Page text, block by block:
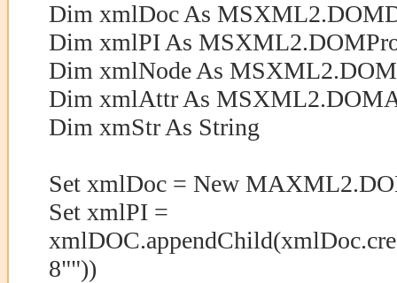
Dim xmlDoc As
Dim xmlPI As
Dim xmlNode As
Dim xmlAttr As
Dim xmStr As String
Set xmlDoc = New
Set xmlPI =
8""))